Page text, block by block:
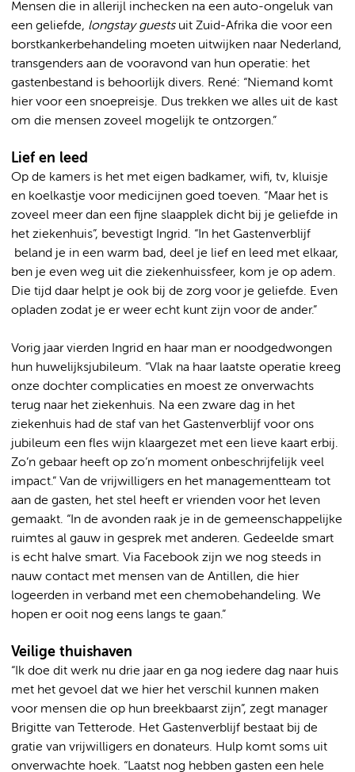
Mensen die in allerijl inchecken na een auto-ongeluk van
een geliefde, longstay guestsuit Zuid-Afrika die voor een
borstkankerbehandeling moeten uitwijken naar Nederland,
transgenders aan de vooravond van hun operatie: het
gastenbestand is behoorlijk divers. René: “Niemand komt
hier voor een snoepreisje. Dus trekken we alles uit de kast
om die mensen zoveel mogelijk te ontzorgen.”
Lief en leed
Op de kamers is het met eigen badkamer, wifi, tv, kluisje
en koelkastje voor medicijnen goed toeven. “Maar het is
zoveel meer dan een fijne slaapplek dicht bij je geliefde in
het ziekenhuis”, bevestigt Ingrid. “In het Gastenverblijf
beland je in een warm bad, deel je lief en leed met elkaar,
ben je even weg uit die ziekenhuissfeer, kom je op adem.
Die tijd daar helpt je ook bij de zorg voor je geliefde. Even
opladen zodat je er weer echt kunt zijn voor de ander.”
Vorig jaar vierden Ingrid en haar man er noodgedwongen
hun huwelijksjubileum. “Vlak na haar laatste operatie kreeg
onze dochter complicaties en moest ze onverwachts
terug naar het ziekenhuis. Na een zware dag in het
ziekenhuis had de staf van het Gastenverblijf voor ons
jubileum een fles wijn klaargezet met een lieve kaart erbij.
Zo’n gebaar heeft op zo’n moment onbeschrijfelijk veel
impact.” Van de vrijwilligers en het managementteam tot
aan de gasten, het stel heeft er vrienden voor het leven
gemaakt. “In de avonden raak je in de gemeenschappelijke
ruimtes al gauw in gesprek met anderen. Gedeelde smart
is echt halve smart. Via Facebook zijn we nog steeds in
nauw contact met mensen van de Antillen, die hier
logeerden in verband met een chemobehandeling. We
hopen er ooit nog eens langs te gaan.”
Veilige thuishaven
“Ik doe dit werk nu drie jaar en ga nog iedere dag naar huis
met het gevoel dat we hier het verschil kunnen maken
voor mensen die op hun breekbaarst zijn”, zegt manager
Brigitte van Tetterode. Het Gastenverblijf bestaat bij de
gratie van vrijwilligers en donateurs. Hulp komt soms uit
onverwachte hoek. “Laatst nog hebben gasten een hele